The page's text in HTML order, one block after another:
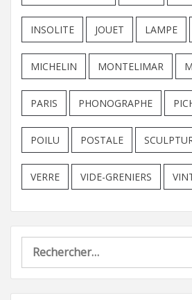
INSOLITE JOUET LAMPE
MICHELIN MONTELIMAR
PARIS PHONOGRAPHE
POILU POSTALE
VERRE VIDE-GRENIERS
Rechercher :